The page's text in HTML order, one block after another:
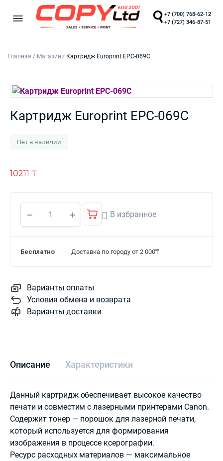
+7 (700) 768-62-12
+7 (727) 346-87-51
Главная / Магазин / Картридж Europrint EPC-069C
Картридж Europrint EPC-069C
Нет в наличии
10211 ₸
В избранное
Бесплатно Доставка по городу от 2 000₸
Варианты оплаты
Условия обмена и возврата
Варианты доставки
Описание Характеристики
Данный картридж обеспечивает высокое качество
печати и совместим с лазерными принтерами Canon.
Содержит тонер — порошок для лазерной печати,
который используется для формирования
изображения в процессе ксерографии.
Ресурс расходных материалов — максимальное